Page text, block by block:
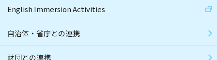
English Immersion Activities
自治体・省庁との連携
財団との連携